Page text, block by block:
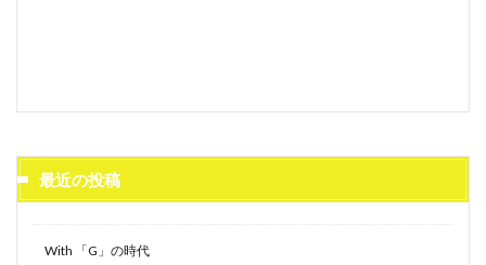
最近の投稿
With 「G」の時代